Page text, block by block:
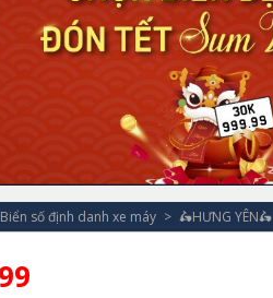
Biển số định danh xe máy 🛵HƯNG YÊN🛵